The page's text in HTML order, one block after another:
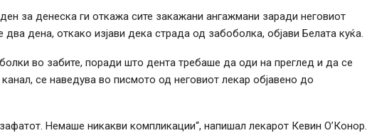
за денеска ги откажа сите закажани ангажмани заради неговиот
дена, откако изјави дека страда од забоболка, објави Белата куќа.
во забите, поради што дента требаше да оди на преглед и да се
се наведува во писмото од неговиот лекар објавено до
Немаше никакви компликации“, напишал лекарот Кевин О’Конор.